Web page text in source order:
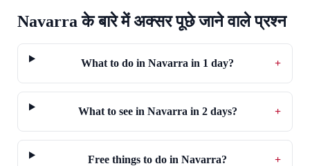
Navarra के बारे में अक्सर पूछे जाने वाले प्रश्न
What to do in Navarra in 1 day? +
What to see in Navarra in 2 days? +
Free things to do in Navarra? +